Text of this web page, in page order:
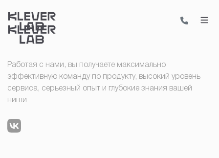
Работая с нами, вы получаете максимально
эффективную команду по продукту, высокий уровень
сервиса, серьезный опыт и глубокие знания вашей
ниши